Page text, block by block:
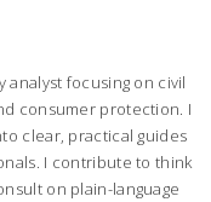
analyst focusing on civil
consumer protection. I
clear, practical guides
I contribute to think
on plain-language